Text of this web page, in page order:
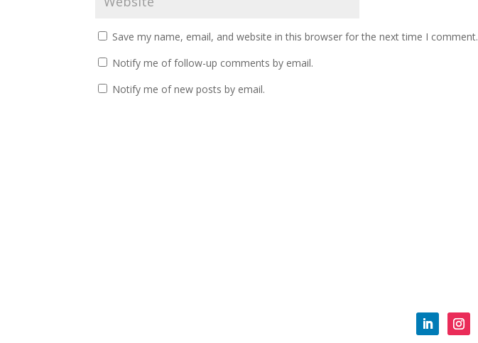
Save my name, email, and website in this browser for the next time I comment.
Notify me of follow-up comments by email.
Notify me of new posts by email.